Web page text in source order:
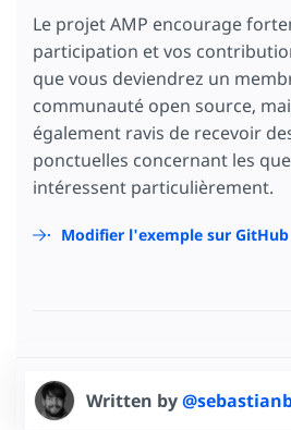
Le projet AMP encourage
participation et vos
que vous deviendrez un
communauté open source,
également ravis de recevoir
ponctuelles concernant les
intéressent particulièrement.
Modifier l'exemple sur GitHub
Written by